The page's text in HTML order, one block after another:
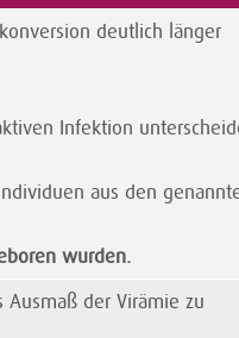
deutlich länger
Infektion
aus den
wurden.
der Virämie zu